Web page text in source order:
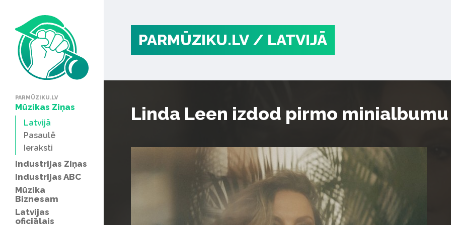
PARMŪZIKU.LV
Mūzikas Ziņas
Latvijā
Pasaulē
Ieraksti
Industrijas Ziņas
Industrijas ABC
Mūzika
Biznesam
Latvijas
oficiālais
PARMŪZIKU.LV / LATVIJĀ
Linda Leen izdod pirmo minialbumu